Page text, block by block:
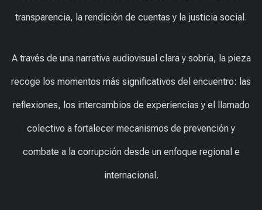
transparencia, la rendición de cuentas y la justicia social.
A través de una narrativa audiovisual clara y sobria, la pieza
recoge los momentos más significativos del encuentro: las
reflexiones, los intercambios de experiencias y el llamado
colectivo a fortalecer mecanismos de prevención y
combate a la corrupción desde un enfoque regional e
internacional.